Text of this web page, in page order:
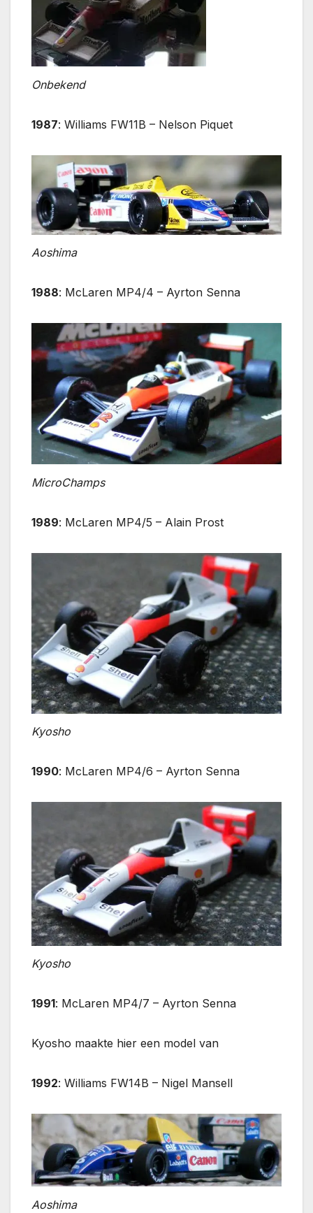
Onbekend
1987: Williams FW11B – Nelson Piquet
Aoshima
1988: McLaren MP4/4 – Ayrton Senna
MicroChamps
1989: McLaren MP4/5 – Alain Prost
Kyosho
1990: McLaren MP4/6 – Ayrton Senna
Kyosho
1991: McLaren MP4/7 – Ayrton Senna
Kyosho maakte hier een model van
1992: Williams FW14B – Nigel Mansell
Aoshima